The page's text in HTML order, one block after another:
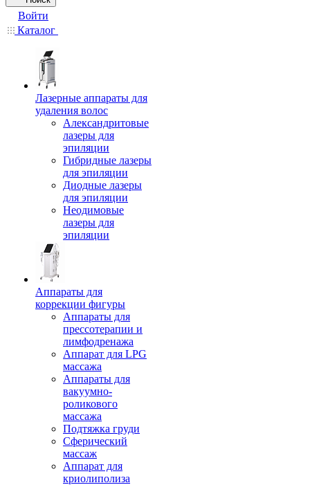
Войти
Каталог
Лазерные аппараты для
удаления волос
Александритовые
лазеры для
эпиляции
Гибридные лазеры
для эпиляции
Диодные лазеры
для эпиляции
Неодимовые
лазеры для
эпиляции
Аппараты для
коррекции фигуры
Аппараты для
прессотерапии и
лимфодренажа
Аппарат для LPG
массажа
Аппараты для
вакуумно-
роликового
массажа
Подтяжка груди
Сферический
массаж
Аппарат для
криолиполиза